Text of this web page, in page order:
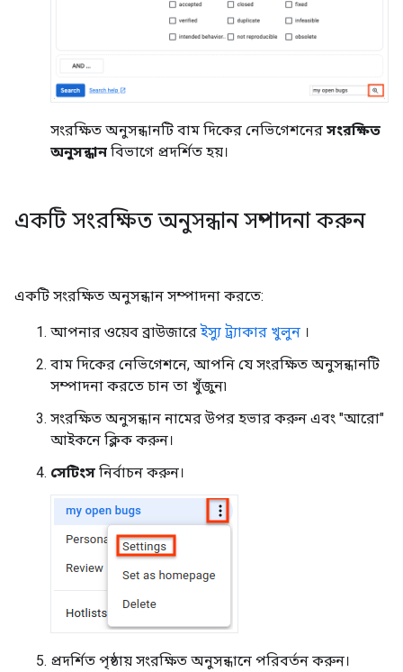
সংরক্ষিত অনুসন্ধানটি বাম দিকের নেভিগেশনের সংরক্ষিত
অনুসন্ধান বিভাগে প্রদর্শিত হয়।
একটি সংরক্ষিত অনুসন্ধান সম্পাদনা করুন
একটি সংরক্ষিত অনুসন্ধান সম্পাদনা করতে:
আপনার ওয়েব ব্রাউজারেইস্যু ট্র্যাকার খুলুন ।
বাম দিকের নেভিগেশনে, আপনি যে সংরক্ষিত অনুসন্ধানটি
সম্পাদনা করতে চান তা খুঁজুন৷
সংরক্ষিত অনুসন্ধান নামের উপর হভার করুন এবং "আরো"
আইকনে ক্লিক করুন।
সেটিংস নির্বাচন করুন।
প্রদর্শিত পৃষ্ঠায় সংরক্ষিত অনুসন্ধানে পরিবর্তন করুন।